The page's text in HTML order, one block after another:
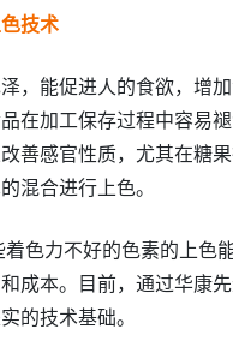
技术
，能促进人的食欲，增
在加工保存过程中容易
善感官性质，尤其在糖
混合进行上色。
色力不好的色素的上
成本。目前，通过华康
的技术基础。